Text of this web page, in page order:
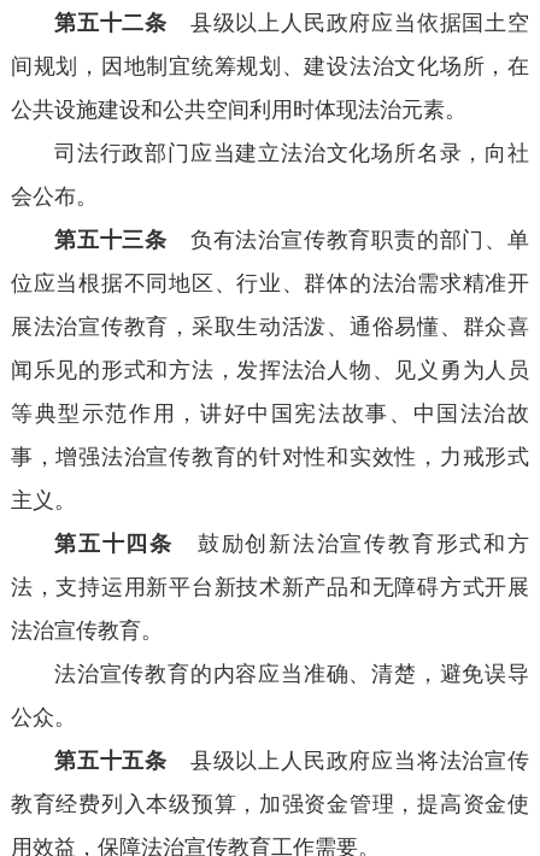
第五十二条 县级以上人民政府应当依据国土空
间规划，因地制宜统筹规划、建设法治文化场所，在
公共设施建设和公共空间利用时体现法治元素。
司法行政部门应当建立法治文化场所名录，向社
会公布。
第五十三条 负有法治宣传教育职责的部门、单
位应当根据不同地区、行业、群体的法治需求精准开
展法治宣传教育，采取生动活泼、通俗易懂、群众喜
闻乐见的形式和方法，发挥法治人物、见义勇为人员
等典型示范作用，讲好中国宪法故事、中国法治故
事，增强法治宣传教育的针对性和实效性，力戒形式
主义。
第五十四条 鼓励创新法治宣传教育形式和方
法，支持运用新平台新技术新产品和无障碍方式开展
法治宣传教育。
法治宣传教育的内容应当准确、清楚，避免误导
公众。
第五十五条 县级以上人民政府应当将法治宣传
教育经费列入本级预算，加强资金管理，提高资金使
用效益，保障法治宣传教育工作需要。